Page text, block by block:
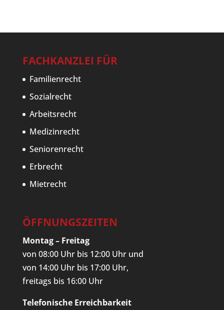
FACHKANZLEI FÜR
Familienrecht
Sozialrecht
Arbeitsrecht
Medizinrecht
Seniorenrecht
Erbrecht
Mietrecht
ÖFFNUNGSZEITEN
Montag – Freitag
von 08:00 Uhr bis 12:00 Uhr und
von 14:00 Uhr bis 17:00 Uhr,
freitags bis 16:00 Uhr
Telefonische Erreichbarkeit